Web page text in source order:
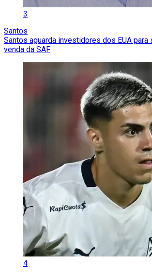
3
Santos
Santos aguarda investidores dos EUA para
venda da SAF
4